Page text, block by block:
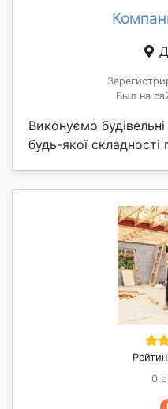
Был на
Виконуємо
будь-якої складності
0